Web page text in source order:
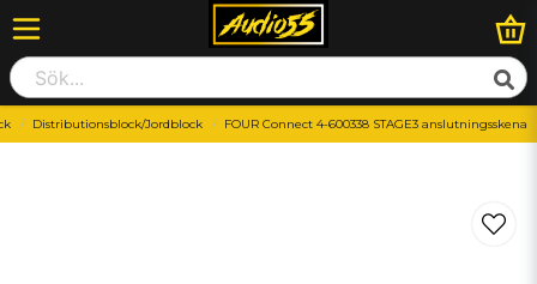
Distributionsblock/Jordblock FOUR Connect 4-600338 STAGE3 anslutningsskena